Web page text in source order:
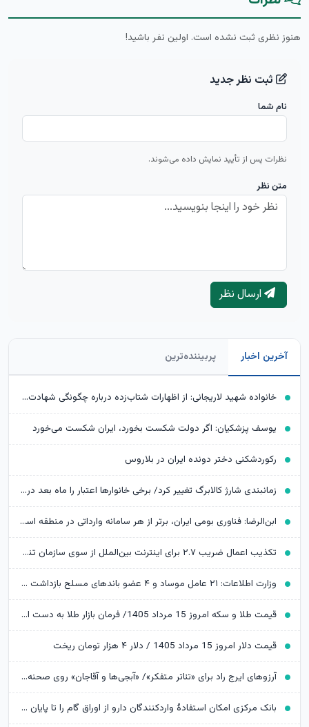
هنوز نظری ثبت نشده است. اولین نفر باشید!
ثبت نظر جدید
نام شما
نظرات پس از تأیید نمایش داده می‌شوند.
متن نظر
ارسال نظر
آخرین اخبار پربیننده‌ترین
خانواده شهید لاریجانی: از اظهارات شتاب‌زده درباره چگونگی شهادت اجتناب کنید
یوسف پزشکیان: اگر دولت شکست بخورد، ایران شکست می‌خورد
رکوردشکنی دختر دونده ایران در بلاروس
زمانبندی شارژ کالابرگ تغییر کرد/ برخی خانوارها اعتبار را ماه بعد دریافت می‌کنند
ابن‌الرضا: فناوری بومی ایران، برتر از هر سامانه وارداتی در منطقه است
تکذیب اعمال ضریب ۲.۷ برای اینترنت بین‌الملل از سوی سازمان تنظیم مقررات
وزارت اطلاعات: ۲۱ عامل موساد و ۴ عضو باندهای مسلح بازداشت شدند
قیمت طلا و سکه امروز 15 مرداد 1405/ فرمان بازار طلا به دست اونس جهانی افتاد
قیمت دلار امروز 15 مرداد 1405 / دلار ۴ هزار تومان ریخت
آرزوهای ایرج راد برای «تئاتر متفکر»/ «آبجی‌ها و آقاجان» روی صحنه می‌رود
بانک مرکزی امکان استفادۀ واردکنندگان دارو از اوراق گام را تا پایان امسال تمدید کرد